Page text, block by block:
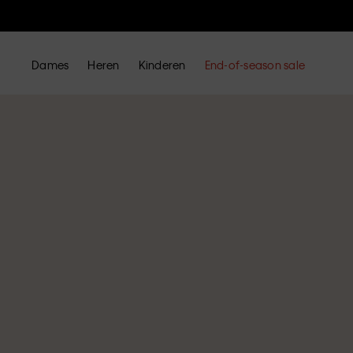
Dames Heren Kinderen End-of-season sale